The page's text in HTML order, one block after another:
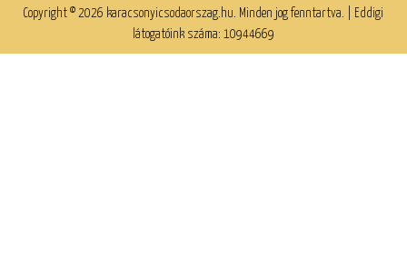
Copyright © 2026 karacsonyicsodaorszag.hu. Minden jog fenntartva. | Eddigi
látogatóink száma: 10944669